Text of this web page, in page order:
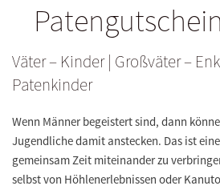
Väter– Kinder | Großväter–
Patenkinder
Wenn Männer begeistert sind, dann
Jugendliche damit anstecken. Das ist
gemeinsam Zeit miteinander zu
selbst von Höhlenerlebnissen oder